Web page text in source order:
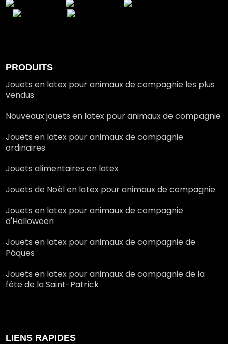
PRODUITS
Jouets en latex pour animaux de compagnie les plus
vendus
Nouveaux jouets en latex pour animaux de compagnie
Jouets en latex pour animaux de compagnie
ordinaires
Jouets alimentaires en latex
Jouets de Noël en latex pour animaux de compagnie
Jouets en latex pour animaux de compagnie
d'Halloween
Jouets en latex pour animaux de compagnie de
Pâques
Jouets en latex pour animaux de compagnie de la
fête de la Saint-Patrick
LIENS RAPIDES